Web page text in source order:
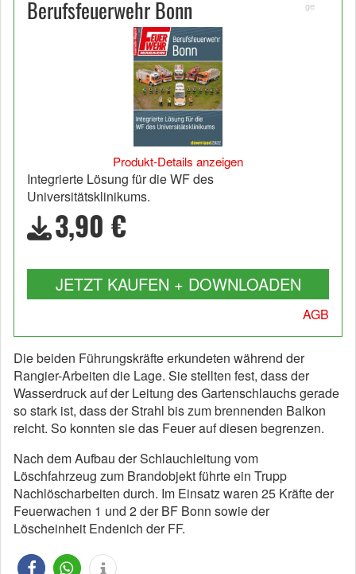
Berufsfeuerwehr Bonn
ge
Produkt-Details anzeigen
Integrierte Lösung für die WF des
Universitätsklinikums.
3,90 €
JETZT KAUFEN + DOWNLOADEN
AGB
Die beiden Führungskräfte erkundeten während der
Rangier-Arbeiten die Lage. Sie stellten fest, dass der
Wasserdruck auf der Leitung des Gartenschlauchs gerade
so stark ist, dass der Strahl bis zum brennenden Balkon
reicht. So konnten sie das Feuer auf diesen begrenzen.
Nach dem Aufbau der Schlauchleitung vom
Löschfahrzeug zum Brandobjekt führte ein Trupp
Nachlöscharbeiten durch. Im Einsatz waren 25 Kräfte der
Feuerwachen 1 und 2 der BF Bonn sowie der
Löscheinheit Endenich der FF.